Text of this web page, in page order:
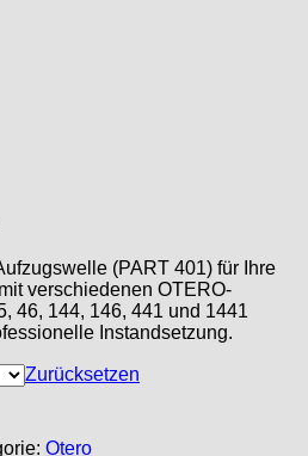
(PART 401) für Ihre
verschiedenen OTERO-
46, 144, 146, 441 und 1441
Instandsetzung.
Zurücksetzen
Otero